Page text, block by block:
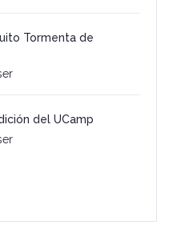
Tormenta de
del UCamp